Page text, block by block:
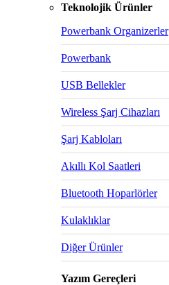
Teknolojik Ürünler
Powerbank Organizerler
Powerbank
USB Bellekler
Wireless Şarj Cihazları
Şarj Kabloları
Akıllı Kol Saatleri
Bluetooth Hoparlörler
Kulaklıklar
Diğer Ürünler
Yazım Gereçleri